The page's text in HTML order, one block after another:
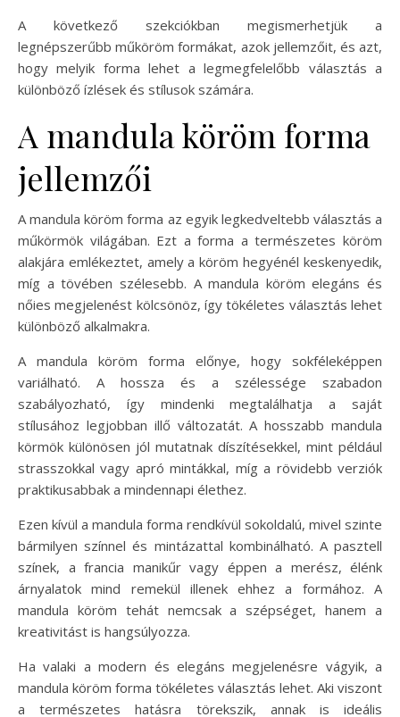
A következő szekciókban megismerhetjük a
legnépszerűbb műköröm formákat, azok jellemzőit, és azt,
hogy melyik forma lehet a legmegfelelőbb választás a
különböző ízlések és stílusok számára.
A mandula köröm forma
jellemzői
A mandula köröm forma az egyik legkedveltebb választás a
műkörmök világában. Ezt a forma a természetes köröm
alakjára emlékeztet, amely a köröm hegyénél keskenyedik,
míg a tövében szélesebb. A mandula köröm elegáns és
nőies megjelenést kölcsönöz, így tökéletes választás lehet
különböző alkalmakra.
A mandula köröm forma előnye, hogy sokféleképpen
variálható. A hossza és a szélessége szabadon
szabályozható, így mindenki megtalálhatja a saját
stílusához legjobban illő változatát. A hosszabb mandula
körmök különösen jól mutatnak díszítésekkel, mint például
strasszokkal vagy apró mintákkal, míg a rövidebb verziók
praktikusabbak a mindennapi élethez.
Ezen kívül a mandula forma rendkívül sokoldalú, mivel szinte
bármilyen színnel és mintázattal kombinálható. A pasztell
színek, a francia manikűr vagy éppen a merész, élénk
árnyalatok mind remekül illenek ehhez a formához. A
mandula köröm tehát nemcsak a szépséget, hanem a
kreativitást is hangsúlyozza.
Ha valaki a modern és elegáns megjelenésre vágyik, a
mandula köröm forma tökéletes választás lehet. Aki viszont
a természetes hatásra törekszik, annak is ideális